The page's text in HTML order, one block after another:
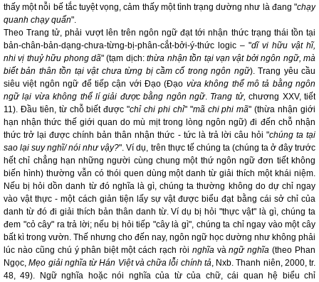
thấy một nỗi bế tắc tuyệt vọng, cảm thấy một tình trạng dường như là đang "chạy
quanh chạy quẩn".
Theo Trang tử, phải vượt lên trên ngôn ngữ đạt tới nhận thức trạng thái tồn tại
bản-chân-bản-dạng-chưa-từng-bị-phân-cắt-bởi-ý-thức logic – "dĩ vi hữu vật hĩ,
nhi vị thuỷ hữu phong dã" (tạm dịch:thừa nhận tồn tại vạn vật bởi ngôn ngữ, mà
biết bản thân tồn tại vật chưa từng bị cầm cố trong ngôn ngữ). Trang yêu cầu
siêu việt ngôn ngữ để tiếp cận với Đạo (Đạo vừa không thể mô tả bằng ngôn
ngữ lại vừa không thể lí giải được bằng ngôn ngữ. Trang tử, chương XXV, tiết
11). Đầu tiên, từ chỗ biết được "chỉ chi phi chỉ" "mã chi phi mã" (thừa nhận giới
hạn nhận thức thế giới quan do mù mịt trong lòng ngôn ngữ) đi đến chỗ nhận
thức trở lại được chính bản thân nhận thức - tức là trả lời câu hỏi "chúng ta tại
sao lại suy nghĩ/ nói như vậy?". Ví dụ, trên thực tế chúng ta (chúng ta ở đây trước
hết chỉ chẳng hạn những người cùng chung một thứ ngôn ngữ đơn tiết không
biến hình) thường vẫn có thói quen dùng một danh từ giải thích một khái niệm.
Nếu bị hỏi dồn danh từ đó nghĩa là gì, chúng ta thường không do dự chỉ ngay
vào vật thực - một cách giản tiện lấy sự vật được biểu đạt bằng cái sở chỉ của
danh từ đó đi giải thích bản thân danh từ. Ví dụ bị hỏi "thực vật" là gì, chúng ta
đem "cỏ cây" ra trả lời; nếu bị hỏi tiếp "cây là gì", chúng ta chỉ ngay vào một cây
bất kì trong vườn. Thế nhưng cho đến nay, ngôn ngữ học dường như không phải
lúc nào cũng chú ý phân biệt một cách rạch ròi nghĩa vàngữ nghĩa (theo Phan
Ngọc,Mẹo giải nghĩa từ Hán Việt và chữa lỗi chính tả, Nxb. Thanh niên, 2000, tr.
48, 49). Ngữ nghĩa hoặc nói nghĩa của từ của chữ, cái quan hệ biểu chỉ